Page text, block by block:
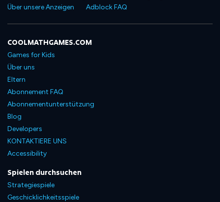
Über unsere Anzeigen
Adblock FAQ
COOLMATHGAMES.COM
Games for Kids
Über uns
Eltern
Abonnement FAQ
Abonnementunterstützung
Blog
Developers
KONTAKTIERE UNS
Accessibility
Spielen durchsuchen
Strategiespiele
Geschicklichkeitsspiele